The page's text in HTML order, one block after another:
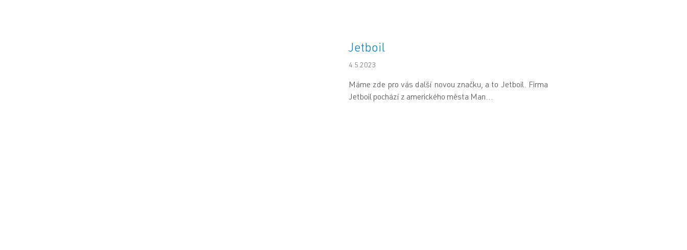
Jetboil
4.5.2023
Máme zde pro vás další novou značku, a to Jetboil. Firma
Jetboil pochází z amerického města Man...